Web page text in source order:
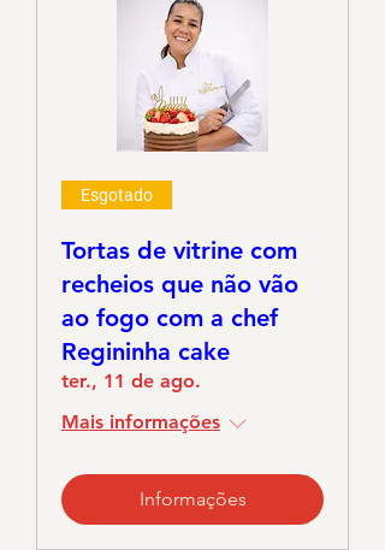
Esgotado
Tortas de vitrine com
recheios que não vão
ao fogo com a chef
Regininha cake
ter., 11 de ago.
Mais informações
Informações